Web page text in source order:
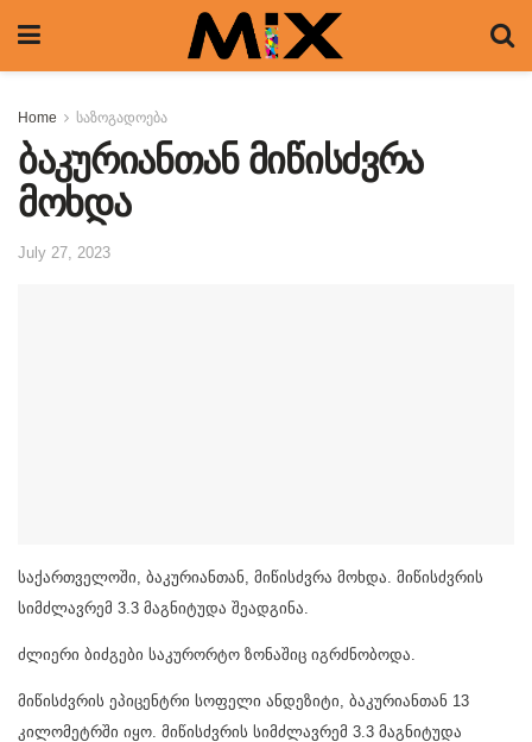
Home საზოგადოება
ბაკურიანთან მიწისძვრა
მოხდა
July 27, 2023
საქართველოში, ბაკურიანთან, მიწისძვრა მოხდა. მიწისძვრის
სიმძლავრემ 3.3 მაგნიტუდა შეადგინა.
ძლიერი ბიძგები საკურორტო ზონაშიც იგრძნობოდა.
მიწისძვრის ეპიცენტრი სოფელი ანდეზიტი, ბაკურიანთან 13
კილომეტრში იყო. მიწისძვრის სიმძლავრემ 3.3 მაგნიტუდა